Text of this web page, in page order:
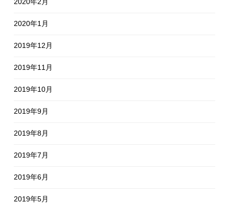
2020年1月
2019年12月
2019年11月
2019年10月
2019年9月
2019年8月
2019年7月
2019年6月
2019年5月